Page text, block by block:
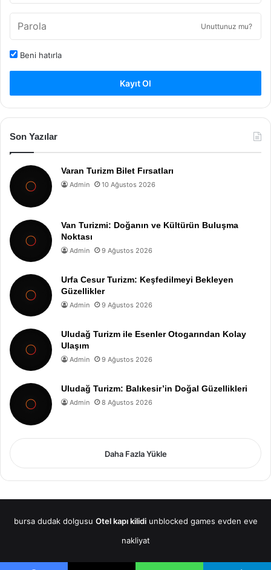
Unuttunuz mu?
Beni hatırla
Kayıt Ol
Son Yazılar
Varan Turizm Bilet Fırsatları
Admin 10 Ağustos 2026
Van Turizmi: Doğanın ve Kültürün Buluşma
Noktası
Admin 9 Ağustos 2026
Urfa Cesur Turizm: Keşfedilmeyi Bekleyen
Güzellikler
Admin 9 Ağustos 2026
Uludağ Turizm ile Esenler Otogarından Kolay
Ulaşım
Admin 9 Ağustos 2026
Uludağ Turizm: Balıkesir’in Doğal Güzellikleri
Admin 8 Ağustos 2026
Daha Fazla Yükle
bursa dudak dolgusu Otel kapı kilidi unblocked games evden eve
nakliyat